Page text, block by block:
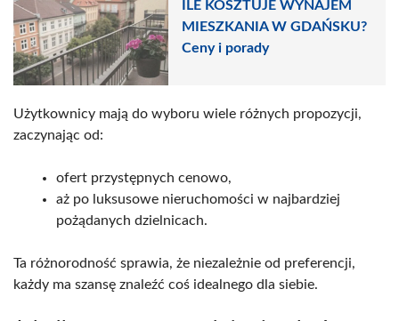
ILE KOSZTUJE WYNAJEM
MIESZKANIA W GDAŃSKU?
Ceny i porady
Użytkownicy mają do wyboru wiele różnych propozycji,
zaczynając od:
ofert przystępnych cenowo,
aż po luksusowe nieruchomości w najbardziej
pożądanych dzielnicach.
Ta różnorodność sprawia, że niezależnie od preferencji,
każdy ma szansę znaleźć coś idealnego dla siebie.